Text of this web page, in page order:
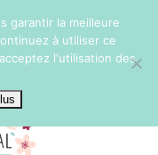
garantir la meilleure
à utiliser ce
l'utilisation des